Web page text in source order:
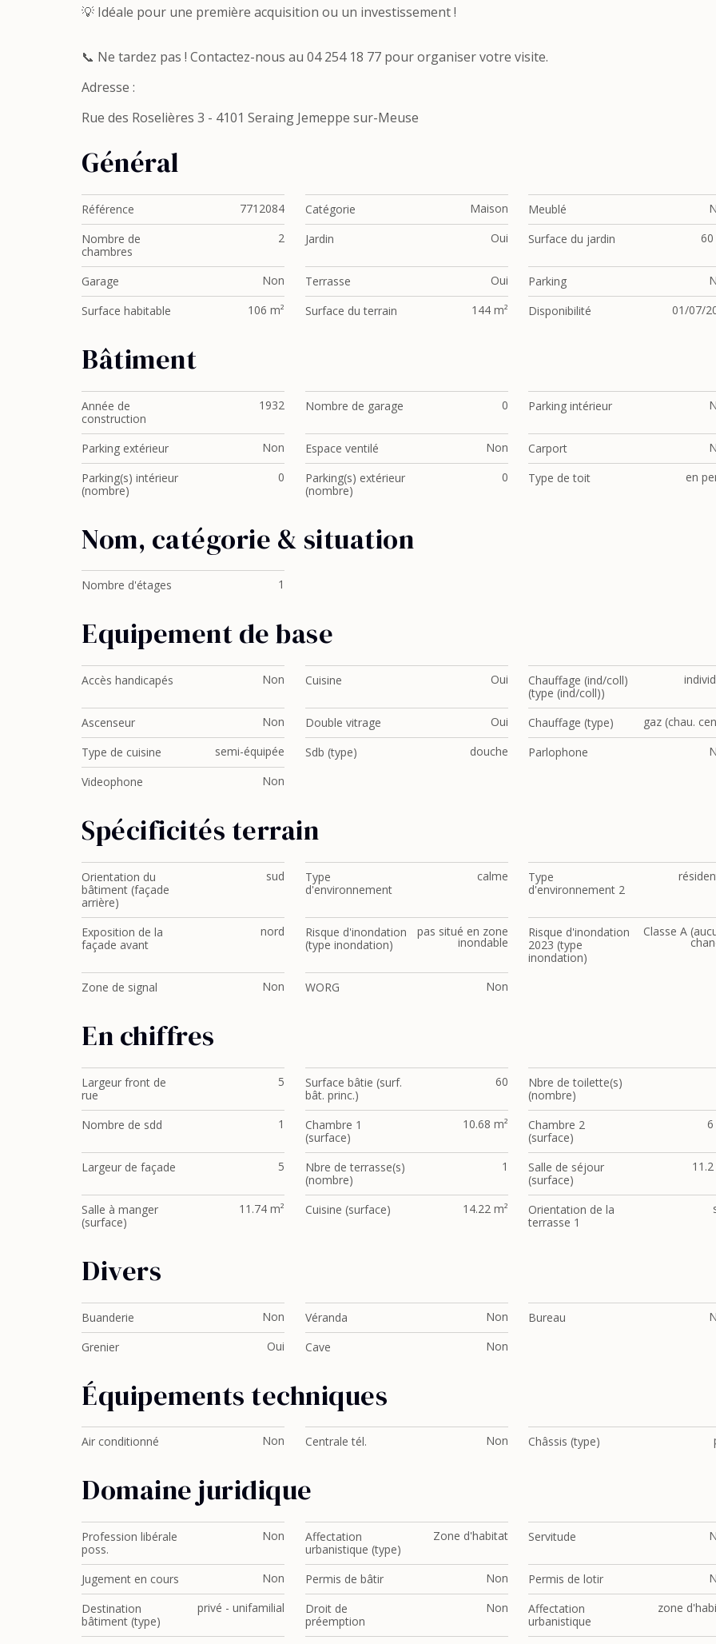
💡 Idéale pour une première acquisition ou un investissement !
📞 Ne tardez pas ! Contactez-nous au 04 254 18 77 pour organiser votre visite.
Adresse :
Rue des Roselières 3 - 4101 Seraing Jemeppe sur-Meuse
Général
Référence 7712084 Catégorie Maison Meublé
Nombre de
chambres
2 Jardin Oui Surface du jardin 60
Garage Non Terrasse Oui Parking
Surface habitable
106 m² Surface du terrain 144 m² Disponibilité 01/07/
Bâtiment
Année de
construction
1932 Nombre de garage 0 Parking intérieur
Parking extérieur Non Espace ventilé Non Carport
Parking(s) intérieur
(nombre)
0
Parking(s) extérieur
(nombre)
0 Type de toit en
Nom, catégorie & situation
Nombre d'étages 1
Equipement de base
Accès handicapés Non Cuisine Oui
Chauffage (ind/coll)
(type (ind/coll))
Ascenseur Non Double vitrage Oui Chauffage (type)
gaz (chau.
Type de cuisine
semi-équipée Sdb (type) douche Parlophone
Videophone
Non
Spécificités terrain
Orientation du
bâtiment (façade
arrière)
sud
Type
d'environnement
calme
Type
d'environnement 2
Exposition de la
façade avant
nord
Risque d'inondation
(type inondation)
pas situé en zone
inondable
Risque d'inondation
2023 (type
inondation)
Classe A
Zone de signal Non WORG Non
En chiffres
Largeur front de
rue
5
Surface bâtie (surf.
bât. princ.)
60
Nbre de toilette(s)
(nombre)
Nombre de sdd
1
Chambre 1
(surface)
10.68 m²
Chambre 2
(surface)
6
Largeur de façade 5
Nbre de terrasse(s)
(nombre)
1
Salle de séjour
(surface)
Salle à manger
(surface)
11.74 m² Cuisine (surface) 14.22 m²
Orientation de la
terrasse 1
Divers
Buanderie Non Véranda Non Bureau
Grenier
Oui Cave Non
Équipements techniques
Air conditionné Non Centrale tél. Non Châssis (type)
Domaine juridique
Profession libérale
poss.
Non
Affectation
urbanistique (type)
Zone d'habitat Servitude
Jugement en cours Non Permis de bâtir Non Permis de lotir
Destination
bâtiment (type)
privé - unifamilial
Droit de
préemption
Non
Affectation
urbanistique
zone